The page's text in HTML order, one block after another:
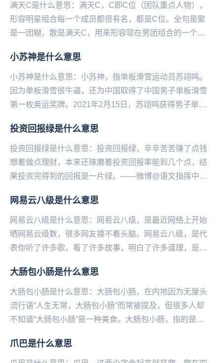
满天C是什么意思：满天C，C即C位（团队重点人物），
形容明星组合每一个成员都很有名，都是C位。全句是聚
是一团糊，散是满天C，用来形容现在男团组合的一个奇
小苏神是什么意思
小苏神是什么意思：小苏神，指单‌‌‌‌‌‌‌‌‌‌‌‌‌‌板滑雪运动员苏翊鸣。
因为单板滑雪很牛逼，还为中国取得了中国男子单板滑雪
第一枚奥运奖牌。2021年2月15日，苏翊鸣获得男子单板
投资回报绿是什么意思
投资回报绿是什么意思：投资回报绿，辛辛苦苦赚了点钱
想着做点理财，本来还琢磨着投资回报率能到几个点，结
果投资完得到的回报是一片绿。——微博@语文指挥中
网易云八级是什么意思
网易云八级是什么意思：网易云八级，是最近网络上开始
晒网易云级数，很多网友摸不着头脑。网易云八级，是代
表你听了许多歌，看了许多故事，明白了许多道理，是个
了，...
大肠包小肠是什么意思
大肠包小肠是什么意思：大肠包小肠，在内地因为无厘头
流行语“人生无常，大肠包小肠”而常被提及，但很多人却
不知道“大肠包小肠”是一种美食。大肠包小肠，指的是台
爪巴是什么意思